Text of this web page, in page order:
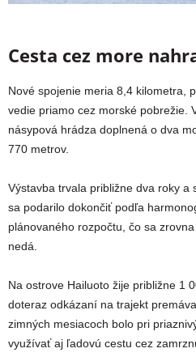
Cesta cez more
Nové spojenie meria 8,4 kilometra,
vedie priamo cez morské pobrežie.
násypová hrádza doplnená o dva
770 metrov.
Výstavba trvala približne dva roky a
sa podarilo dokončiť podľa
plánovaného rozpočtu, čo sa
nedá.
Na ostrove Hailuoto žije približne 1
doteraz odkázaní na trajekt
zimných mesiacoch bolo pri
využívať aj ľadovú cestu cez